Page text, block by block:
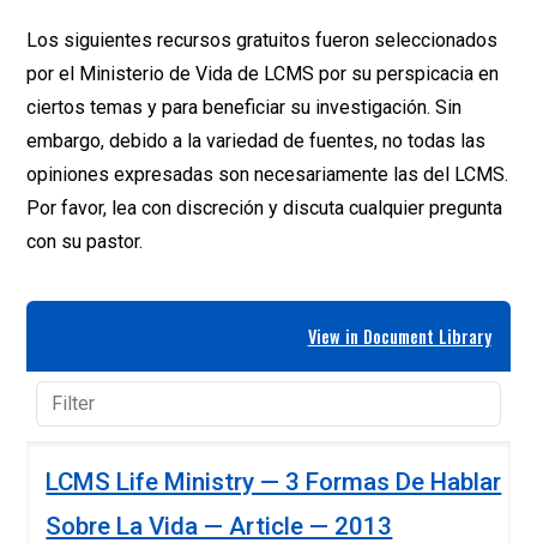
Los siguientes recursos gratuitos fueron seleccionados
por el Ministerio de Vida de LCMS por su perspicacia en
ciertos temas y para beneficiar su investigación. Sin
embargo, debido a la variedad de fuentes, no todas las
opiniones expresadas son necesariamente las del LCMS.
Por favor, lea con discreción y discuta cualquier pregunta
con su pastor.
View in Document Library
LCMS Life Ministry — 3 Formas De Hablar
Sobre La Vida — Article — 2013